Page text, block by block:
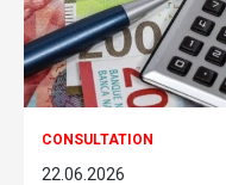
CONSULTATION
22.06.2026